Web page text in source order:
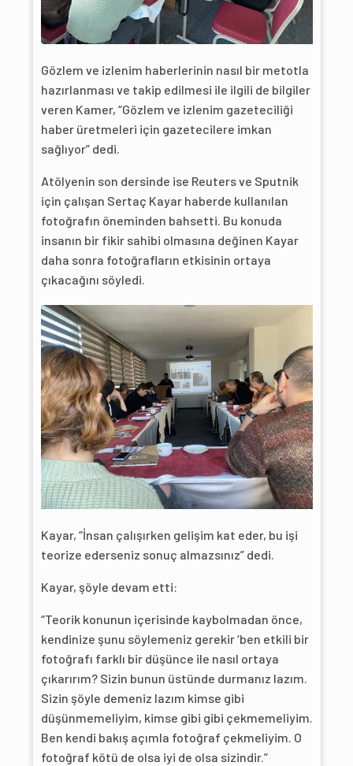
Gözlem ve izlenim haberlerinin nasıl bir metotla
hazırlanması ve takip edilmesi ile ilgili de bilgiler
veren Kamer, “Gözlem ve izlenim gazeteciliği
haber üretmeleri için gazetecilere imkan
sağlıyor” dedi.
Atölyenin son dersinde ise Reuters ve Sputnik
için çalışan Sertaç Kayar haberde kullanılan
fotoğrafın öneminden bahsetti. Bu konuda
insanın bir fikir sahibi olmasına değinen Kayar
daha sonra fotoğrafların etkisinin ortaya
çıkacağını söyledi.
Kayar, “İnsan çalışırken gelişim kat eder, bu işi
teorize ederseniz sonuç almazsınız” dedi.
Kayar, şöyle devam etti:
“Teorik konunun içerisinde kaybolmadan önce,
kendinize şunu söylemeniz gerekir ‘ben etkili bir
fotoğrafı farklı bir düşünce ile nasıl ortaya
çıkarırım? Sizin bunun üstünde durmanız lazım.
Sizin şöyle demeniz lazım kimse gibi
düşünmemeliyim, kimse gibi gibi çekmemeliyim.
Ben kendi bakış açımla fotoğraf çekmeliyim. O
fotoğraf kötü de olsa iyi de olsa sizindir.”